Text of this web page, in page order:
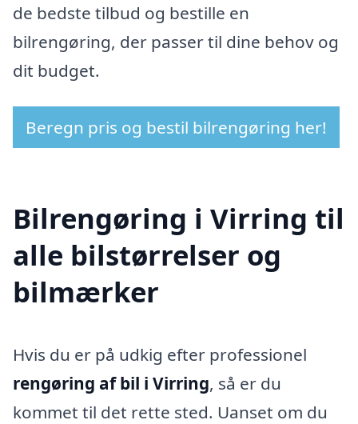
de bedste tilbud og bestille en
bilrengøring, der passer til dine behov og
dit budget.
Beregn pris og bestil bilrengøring her!
Bilrengøring i Virring til
alle bilstørrelser og
bilmærker
Hvis du er på udkig efter professionel
rengøring af bil i Virring, så er du
kommet til det rette sted. Uanset om du